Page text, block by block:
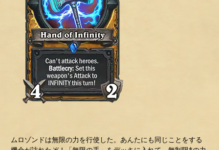
ムロゾンドは無限の力を行使した。あんたにも同じことをする